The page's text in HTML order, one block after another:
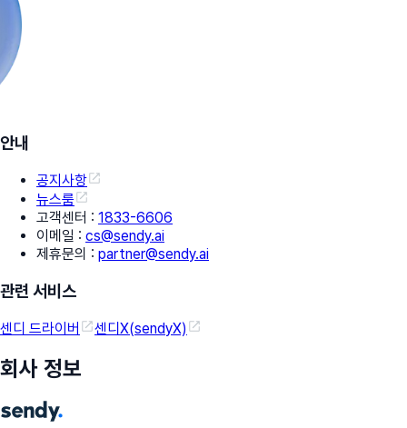
안내
공지사항
뉴스룸
고객센터 : 1833-6606
이메일 : cs@sendy.ai
제휴문의 : partner@sendy.ai
관련 서비스
센디 드라이버 센디X(sendyX)
회사 정보